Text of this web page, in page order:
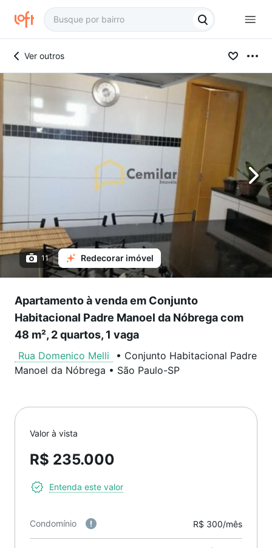
Ver outros
11 Redecorar imóvel
Apartamento à venda em Conjunto
Habitacional Padre Manoel da Nóbrega com
48 m², 2 quartos, 1 vaga
Rua Domenico Melli • Conjunto Habitacional Padre
Manoel da Nóbrega • São Paulo-SP
Valor à vista
R$ 235.000
Entenda este valor
Condomínio R$ 300/mês